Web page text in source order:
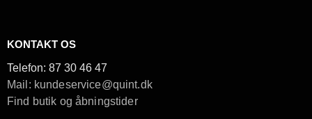
KONTAKT OS
Telefon: 87 30 46 47
Mail: kundeservice@quint.dk
Find butik og åbningstider